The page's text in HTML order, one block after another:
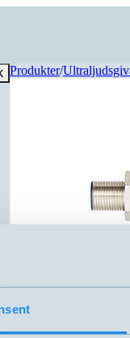
Produkter/
Relaterade produkter